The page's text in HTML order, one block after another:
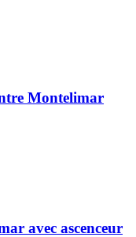
Montelimar
avec ascenceur